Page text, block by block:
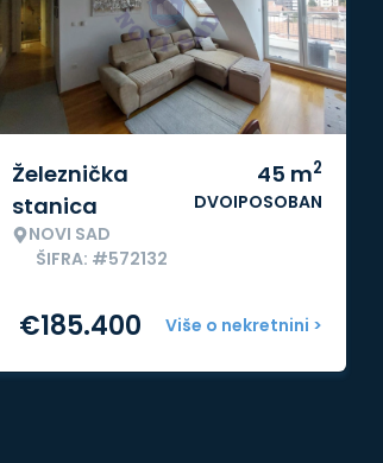
Železnička
stanica
NOVI SAD
ŠIFRA: #572132
45 m2
DVOIPOSOBAN
Više o nekretnini >
€185.400